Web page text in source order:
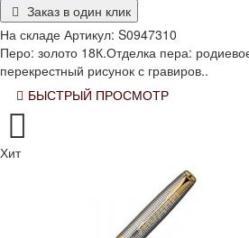
Заказ в один клик
На складе Артикул: S0947310
Перо: золото 18К.Отделка пера:
перекрестный рисунок с гравиров..
БЫСТРЫЙ ПРОСМОТР
Хит